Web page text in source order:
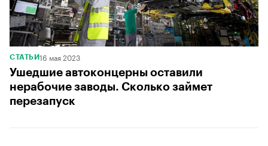
СТАТЬИ16 мая 2023
Ушедшие автоконцерны оставили
нерабочие заводы. Сколько займет
перезапуск